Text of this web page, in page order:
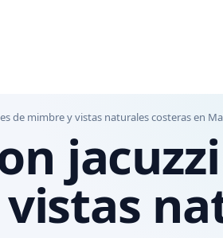
de mimbre y vistas naturales costeras en